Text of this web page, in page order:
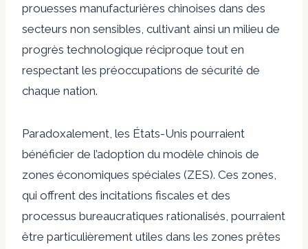
prouesses manufacturières chinoises dans des
secteurs non sensibles, cultivant ainsi un milieu de
progrès technologique réciproque tout en
respectant les préoccupations de sécurité de
chaque nation.
Paradoxalement, les États-Unis pourraient
bénéficier de l’adoption du modèle chinois de
zones économiques spéciales (ZES). Ces zones,
qui offrent des incitations fiscales et des
processus bureaucratiques rationalisés, pourraient
être particulièrement utiles dans les zones prêtes